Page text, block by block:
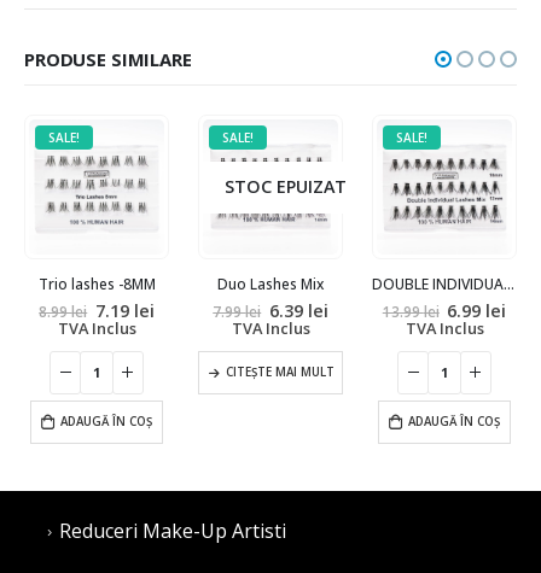
PRODUSE SIMILARE
SALE!
Trio lashes -8MM
8.99lei Prețul
inițial
a
fost:
8.99 lei.
7.19 leiPrețul
curent
7.19 lei.
TVA Inclus
ADAUGĂ ÎN COȘ
SALE!
STOC EPUIZAT
Duo Lashes Mix
7.99lei Prețul
inițial
a
fost:
7.99 lei.
6.39 leiPrețul
curent
6.39 lei.
TVA Inclus
CITEȘTE MAI MULT
SALE!
DOUBLE INDIVIDUAL LASHES MIX
13.99lei Prețul
inițial
a
fost:
13.99 lei.
6.99 lei
TVA Inclus
ADAUGĂ ÎN COȘ
Reduceri Make-Up Artisti